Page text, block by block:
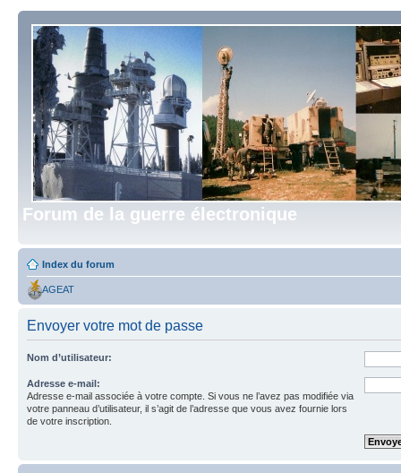
Forum de la guerre électronique
Index du forum
AGEAT
Envoyer votre mot de passe
Nom d’utilisateur:
Adresse e-mail:
Adresse e-mail associée à votre compte. Si vous ne l’avez pas modifiée via
votre panneau d’utilisateur, il s’agit de l’adresse que vous avez fournie lors
de votre inscription.